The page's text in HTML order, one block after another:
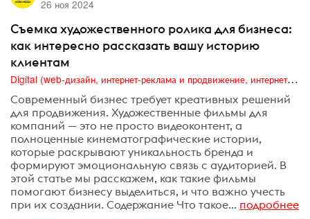
26 ноя 2024
Съемка художественного ролика для бизнеса:
как интересно рассказать вашу историю
клиентам
Digital (web-дизайн, интернет-реклама и продвижение, интернет-сообщества и блоги, интернет-коммуникации, мобильный маркетинг, реклама на цифровых экранах)
Современный бизнес требует креативных решений
для продвижения. Художественные фильмы для
компаний — это не просто видеоконтент, а
полноценные кинематографические истории,
которые раскрывают уникальность бренда и
формируют эмоциональную связь с аудиторией. В
этой статье мы расскажем, как такие фильмы
помогают бизнесу выделиться, и что важно учесть
при их создании. Содержание Что такое... подробнее